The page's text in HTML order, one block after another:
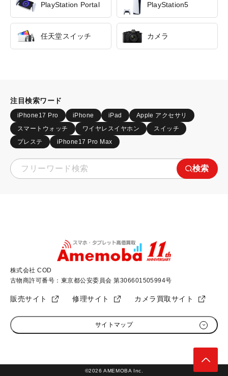
PlayStation Portal PlayStation5
任天堂スイッチ カメラ
注目検索ワード
iPhone17 Pro iPhone iPad
Apple アクセサリ
スマートウォッチ
ワイヤレスイヤホン
スイッチ
プレステ
iPhone17 Pro Max
検索
株式会社 COD
古物商許可番号：東京都公安委員会 第306601505994号
販売サイト 修理サイト カメラ買取サイト
サイトマップ
SIMロック解除について
プライバシーポリシー
©2026 AMEMOBA Inc.